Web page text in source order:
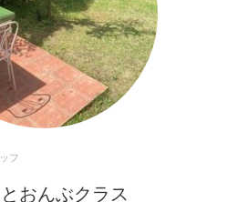
フ
おんぶクラス